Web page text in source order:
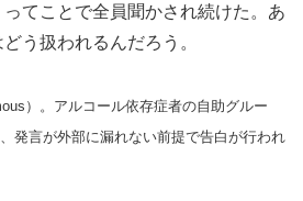
てことで全員聞かされ続けた。あ
う扱われるんだろう。
）。アルコール依存症者の自助グルー
発言が外部に漏れない前提で告白が行われ